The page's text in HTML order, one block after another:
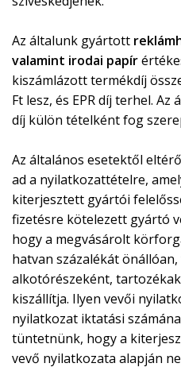
Az általunk gyártott
valamint irodai papír
kiszámlázott termékdíj
Ft lesz, és EPR díj terhel.
díj külön tételként fog
Az általános esetektől
ad a nyilatkozattételre,
kiterjesztett gyártói
fizetésre kötelezett gyártó
hogy a megvásárolt
hatvan százalékát
alkotórészeként,
kiszállítja. Ilyen vevői
nyilatkozat iktatási
tüntetnünk, hogy a
vevő nyilatkozata alapján